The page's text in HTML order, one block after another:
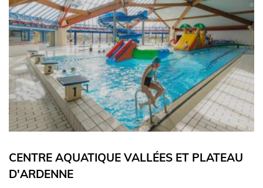
CENTRE AQUATIQUE VALLÉES ET PLATEAU
D'ARDENNE